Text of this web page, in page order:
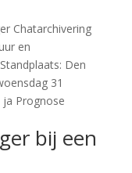
Chatarchivering
en
Den
31
ja Prognose
bij een